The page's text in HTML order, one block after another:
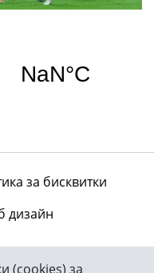
за бисквитки
дизайн
(cookies) за